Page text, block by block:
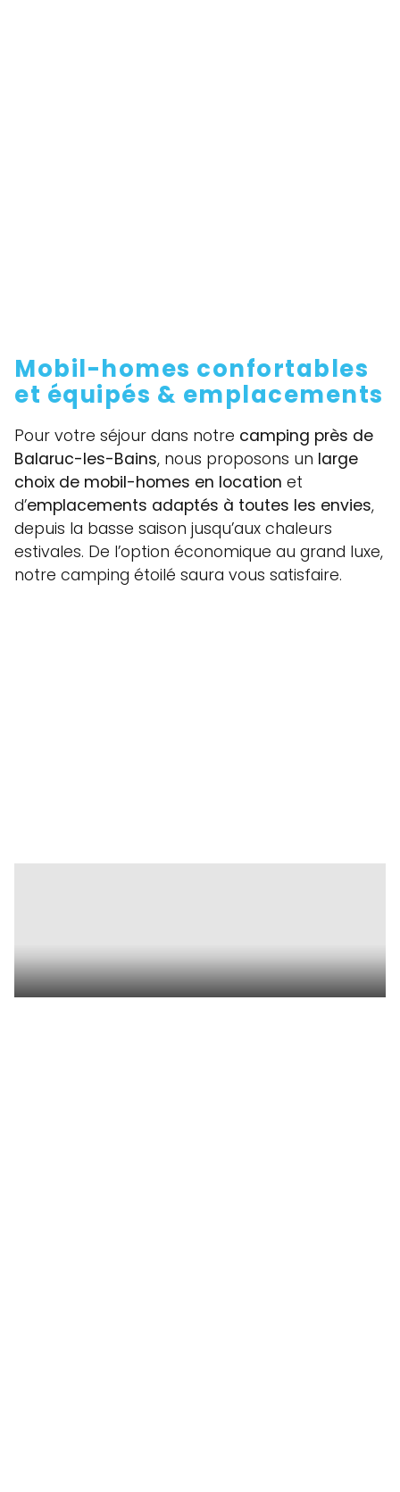
Mobil-homes confortables
et équipés & emplacements
Pour votre séjour dans notre camping près de
Balaruc-les-Bains, nous proposons un large
choix de mobil-homes en location et
d’emplacements adaptés à toutes les envies,
depuis la basse saison jusqu’aux chaleurs
estivales. De l’option économique au grand luxe,
notre camping étoilé saura vous satisfaire.